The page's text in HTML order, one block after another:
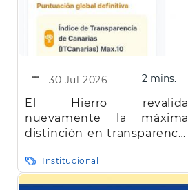
30 Jul 2026 2 mins.
El Hierro revalida
nuevamente la máxima
distinción en transparencia
Institucional